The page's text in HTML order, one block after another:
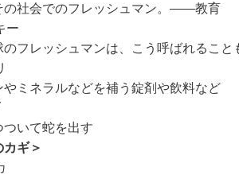
の社会でのフレッシュマン。――教育
ー
のフレッシュマンは、こう呼ばれること
やミネラルなどを補う錠剤や飲料など
いて蛇を出す
カギ＞